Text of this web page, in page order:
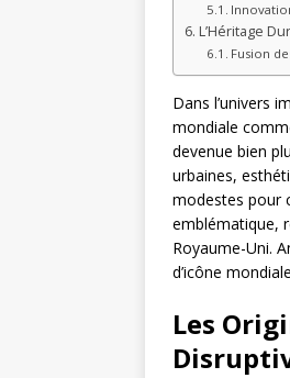
L’Héritage
Fusion
Dans l’univers
mondiale
devenue bien
urbaines,
modestes pour
emblématique,
Royaume-Uni.
d’icône
Les